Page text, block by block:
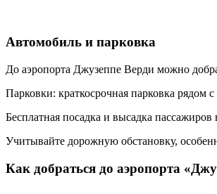
Автомобиль и парковка
До аэропорта Джузеппе Верди можно
Парковки: краткосрочная парковка рядом
Бесплатная посадка и высадка
Учитывайте дорожную обстановку,
Как добраться до аэропорта